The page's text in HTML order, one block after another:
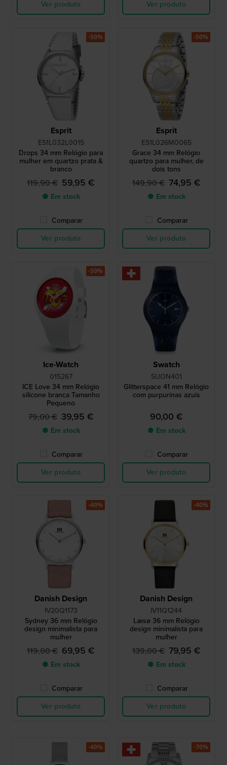
Ver produto Ver produto
Esprit
ES1L032L0015
Drops 34 mm Relógio para
mulher em quartzo prata &
branco
119,90 € 59,95 €
● Em stock
Comparar
Ver produto
-50%
Esprit
ES1L026M0065
Grace 34 mm Relógio
quartzo para mulher, de
dois tons
149,90 € 74,95 €
● Em stock
Comparar
Ver produto
-50%
Ice-Watch
015267
ICE Love 34 mm Relógio
silicone branca Tamanho
Pequeno
79,00 € 39,95 €
● Em stock
Comparar
Ver produto
-50%
Swatch
SUON401
Glitterspace 41 mm Relógio
com purpurinas azuis
90,00 €
● Em stock
Comparar
Ver produto
Danish Design
IV20Q1173
Sydney 36 mm Relógio
design minimalista para
mulher
119,00 € 69,95 €
● Em stock
Comparar
Ver produto
-40%
Danish Design
IV11Q1244
Læsø 36 mm Relógio
design minimalista para
mulher
139,00 € 79,95 €
● Em stock
Comparar
Ver produto
-40%
-40% -70%